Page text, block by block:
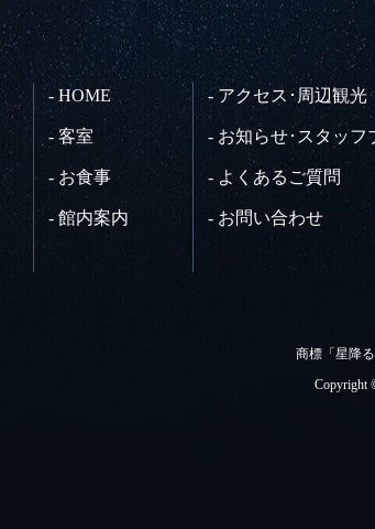
- HOME
- 客室
- お食事
- 館内案内
- アクセス･周辺観光
- お知らせ･スタッフ
- よくあるご質問
- お問い合わせ
商標「星降
Copyright